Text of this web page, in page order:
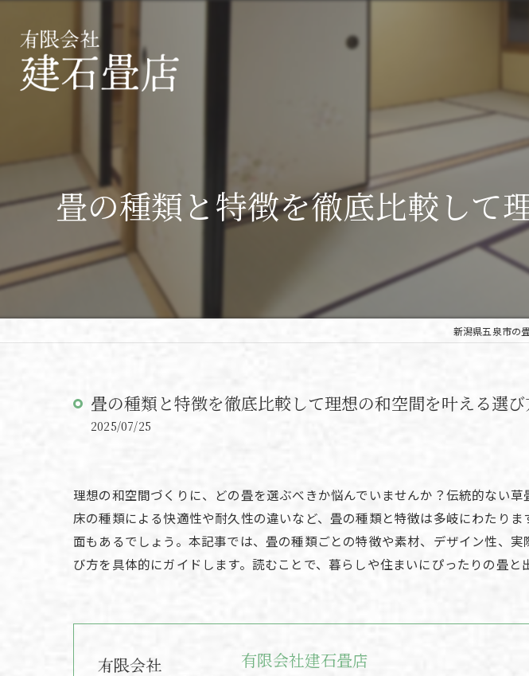
畳の種類と特徴を徹底比較して
新潟県五泉市の
畳の種類と特徴を徹底比較して理想の和空間を叶える選び
2025/07/25
理想の和空間づくりに、どの畳を選ぶべきか悩んでいませんか？伝統的ない
床の種類による快適性や耐久性の違いなど、畳の種類と特徴は多岐にわたり
面もあるでしょう。本記事では、畳の種類ごとの特徴や素材、デザイン性、
び方を具体的にガイドします。読むことで、暮らしや住まいにぴったりの畳と
有限会社建石畳店